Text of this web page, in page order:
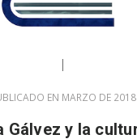
EN MARZO DE 2018
Gálvez y la